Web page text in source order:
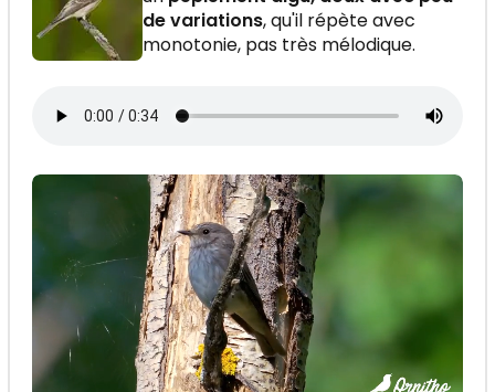
de variations, qu'il répète avec
monotonie, pas très mélodique.